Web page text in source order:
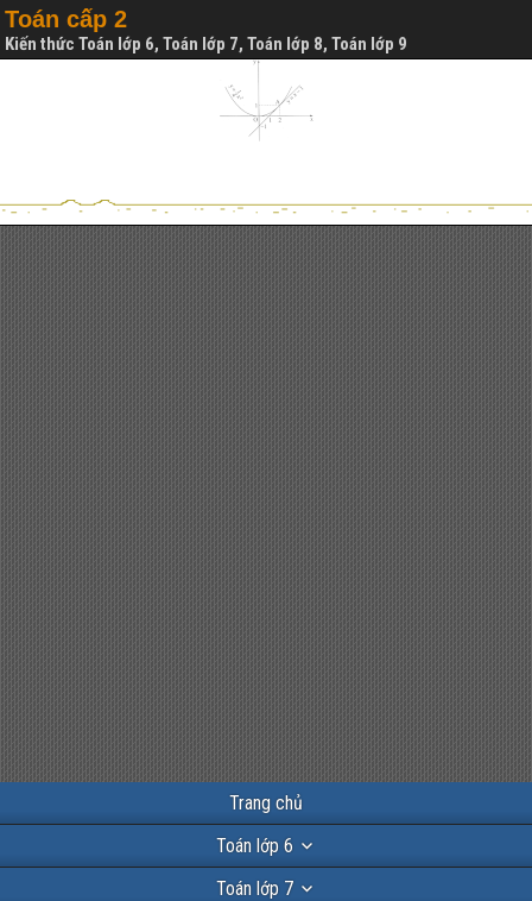
Toán cấp 2
Kiến thức Toán lớp 6, Toán lớp 7, Toán lớp 8, Toán lớp 9
Trang chủ
Toán lớp 6
Toán lớp 7